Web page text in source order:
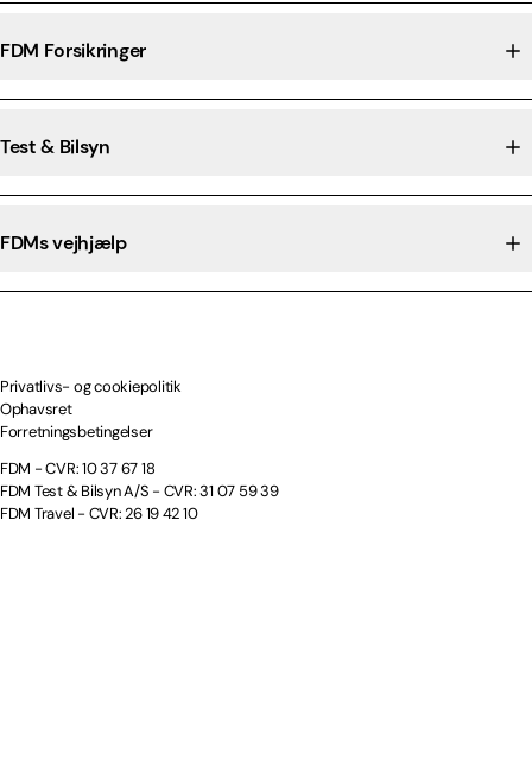
FDM Forsikringer
Test & Bilsyn
FDMs vejhjælp
Privatlivs- og cookiepolitik
Ophavsret
Forretningsbetingelser
FDM - CVR: 10 37 67 18
FDM Test & Bilsyn A/S - CVR: 31 07 59 39
FDM Travel - CVR: 26 19 42 10